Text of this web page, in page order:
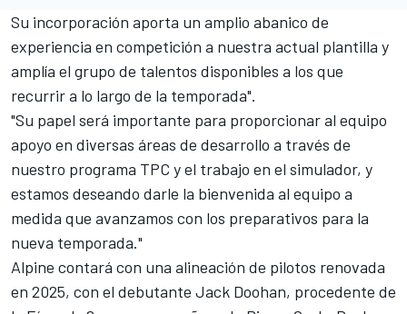
Su incorporación aporta un amplio abanico de
experiencia en competición a nuestra actual plantilla y
amplía el grupo de talentos disponibles a los que
recurrir a lo largo de la temporada".
"Su papel será importante para proporcionar al equipo
apoyo en diversas áreas de desarrollo a través de
nuestro programa TPC y el trabajo en el simulador, y
estamos deseando darle la bienvenida al equipo a
medida que avanzamos con los preparativos para la
nueva temporada."
Alpine contará con una alineación de pilotos renovada
en 2025, con el debutante Jack Doohan, procedente de